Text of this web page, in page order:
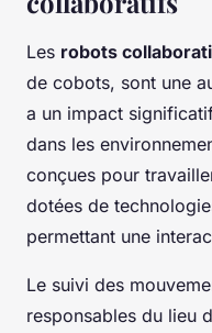
Les robots
de cobots, sont une
a un impact
dans les
conçues pour
dotées de
permettant une
Le suivi des
responsables du lieu